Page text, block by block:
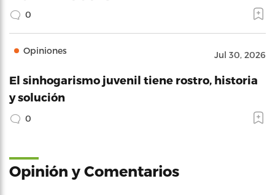
0
Opiniones Jul 30, 2026
El sinhogarismo juvenil tiene rostro, historia
y solución
0
Opinión y Comentarios